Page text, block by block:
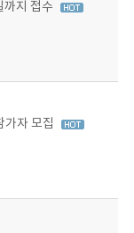
지 접수
가자 모집